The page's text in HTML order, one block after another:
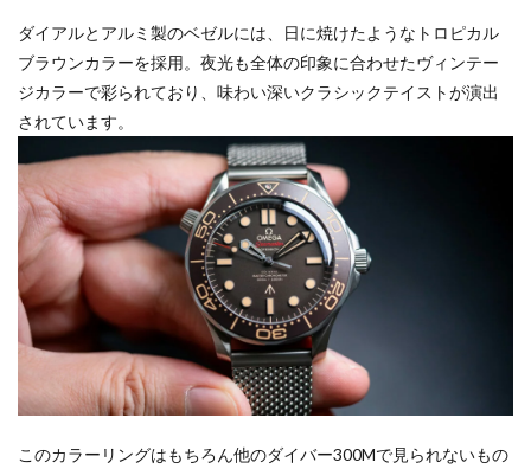
ダイアルとアルミ製のベゼルには、日に焼けたようなトロピカル
ブラウンカラーを採用。夜光も全体の印象に合わせたヴィンテー
ジカラーで彩られており、味わい深いクラシックテイストが演出
されています。
このカラーリングはもちろん他のダイバー300Mで見られないもの